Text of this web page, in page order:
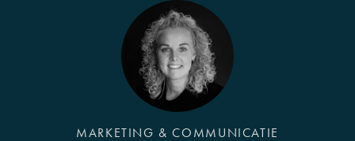
MARKETING & COMMUNICATIE